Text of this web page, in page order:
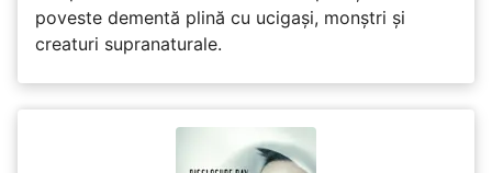
poveste dementă plină cu ucigași, monștri și
creaturi supranaturale.